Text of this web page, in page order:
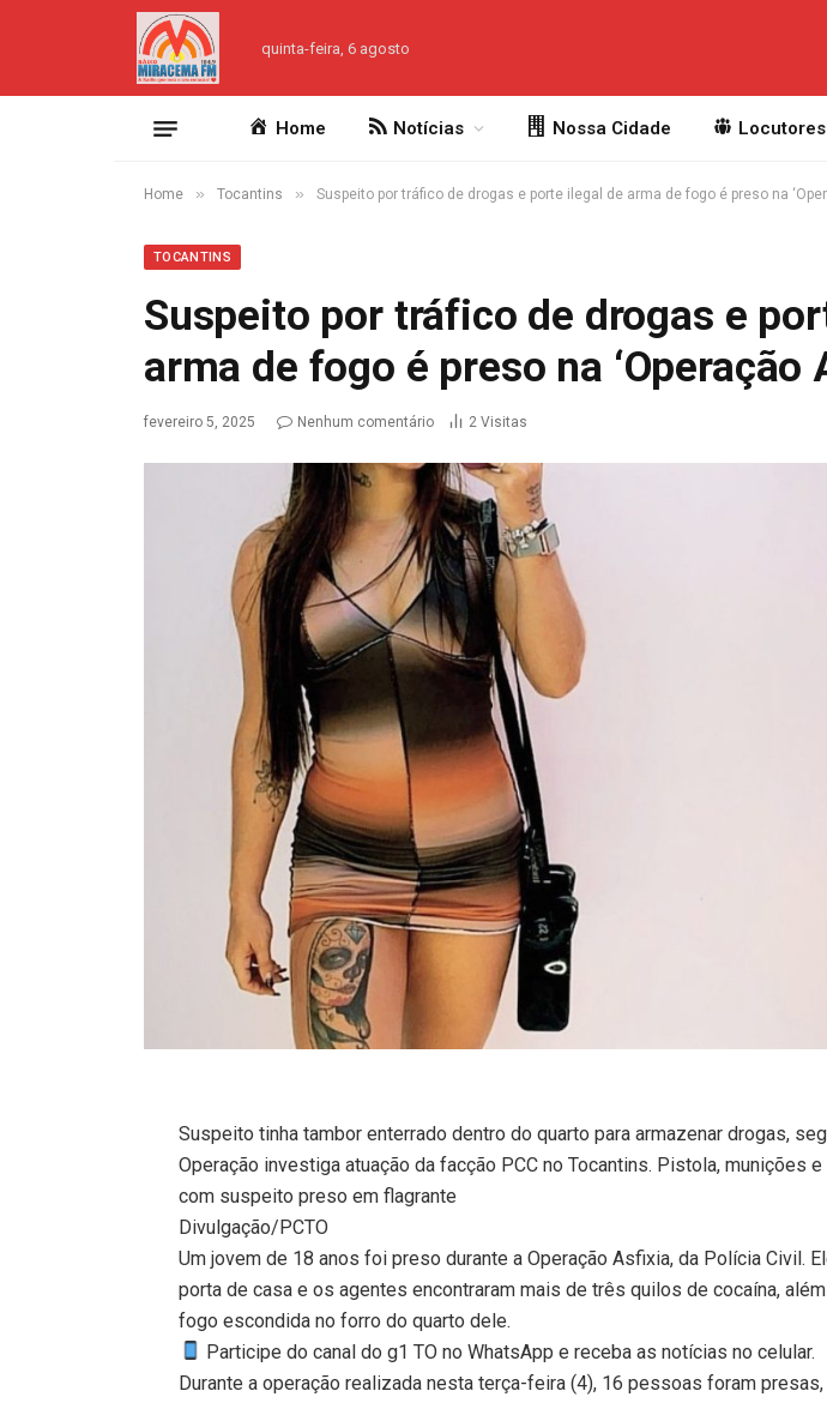
quinta-feira, 6 agosto
Home Notícias Nossa Cidade Locutores
Home » Tocantins » Suspeito por tráfico de drogas e porte ilegal de arma de fogo é preso na
TOCANTINS
Suspeito por tráfico de drogas e
arma de fogo é preso na ‘Operação
fevereiro 5, 2025 Nenhum comentário 2 Visitas
Suspeito tinha tambor enterrado dentro do quarto para armazenar drogas,
Operação investiga atuação da facção PCC no Tocantins. Pistola, munições
com suspeito preso em flagrante
Divulgação/PCTO
Um jovem de 18 anos foi preso durante a Operação Asfixia, da Polícia Civil.
porta de casa e os agentes encontraram mais de três quilos de cocaína,
fogo escondida no forro do quarto dele.
Participe do canal do g1 TO no WhatsApp e receba as notícias no celular.
Durante a operação realizada nesta terça-feira (4), 16 pessoas foram